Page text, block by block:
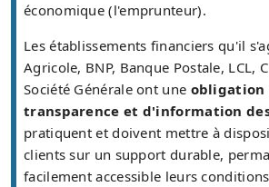
économique (l'emprunteur).
Les établissements financiers qu'il
Agricole, BNP, Banque Postale, LCL,
Société Générale ont une obligation
transparence et d'information
pratiquent et doivent mettre à
clients sur un support durable,
facilement accessible leurs